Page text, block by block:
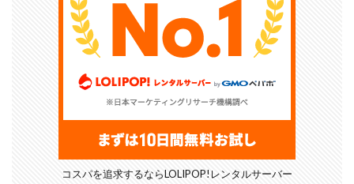
コスパを追求するならLOLIPOP!レンタルサーバー